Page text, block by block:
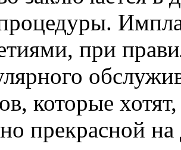
при
которые
прекрасной